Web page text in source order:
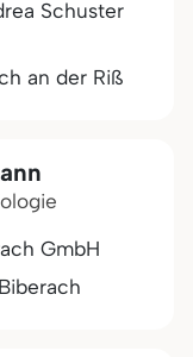
Schuster
an der Riß
GmbH
Biberach